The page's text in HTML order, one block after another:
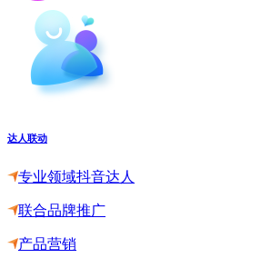
达人联动
专业领域抖音达人
联合品牌推广
产品营销